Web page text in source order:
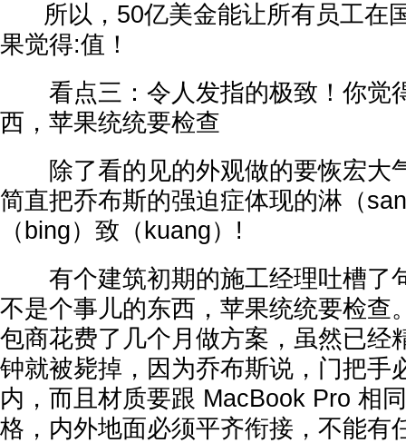
所以，50亿美金能让所有员工在
果觉得:值！
看点三：令人发指的极致！你觉
西，苹果统统要检查
除了看的见的外观做的要恢宏大
简直把乔布斯的强迫症体现的淋（
（bing）致（kuang）!
有个建筑初期的施工经理吐槽了
不是个事儿的东西，苹果统统要检查
包商花费了几个月做方案，虽然已经
钟就被毙掉，因为乔布斯说，门把手
内，而且材质要跟 MacBook Pro 相
格，内外地面必须平齐衔接，不能有